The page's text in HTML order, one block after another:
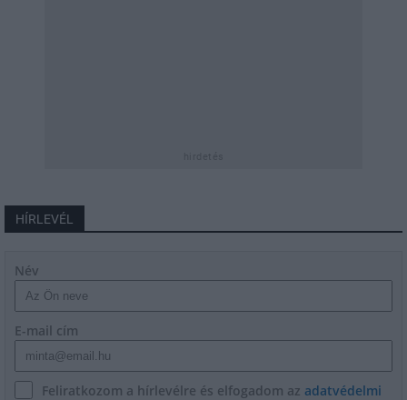
HÍRLEVÉL
Név
E-mail cím
Feliratkozom a hírlevélre és elfogadom az adatvédelmi